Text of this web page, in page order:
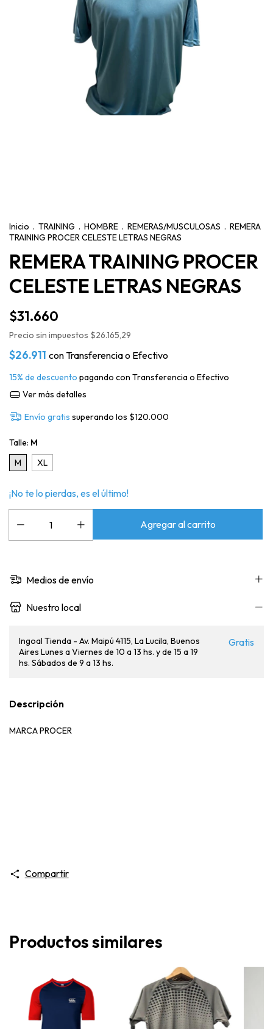
Inicio . TRAINING . HOMBRE . REMERAS/MUSCULOSAS . REMERA
TRAINING PROCER CELESTE LETRAS NEGRAS
REMERA TRAINING PROCER
CELESTE LETRAS NEGRAS
$31.660
Precio sin impuestos $26.165,29
$26.911 conTransferencia o Efectivo
15% de descuento pagando con Transferencia o Efectivo
Ver más detalles
Envío gratis superando los $120.000
Talle: M
M
XL
¡No te lo pierdas, es el último!
Medios de envío
Nuestro local
Ingoal Tienda - Av. Maipú 4115, La Lucila, Buenos
Aires Lunes a Viernes de 10 a 13 hs. y de 15 a 19
hs. Sábados de 9 a 13 hs.
Gratis
Descripción
MARCA PROCER
Compartir
Productos similares